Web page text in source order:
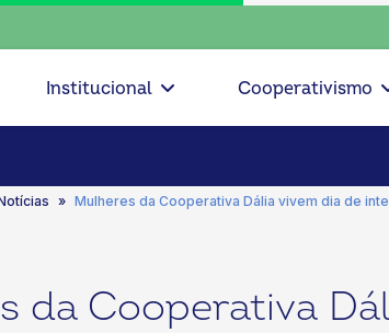
escolha consciente, escolha
Institucional
Cooperativismo
Mulheres da Cooperativa Dália vivem dia de
da Cooperativa